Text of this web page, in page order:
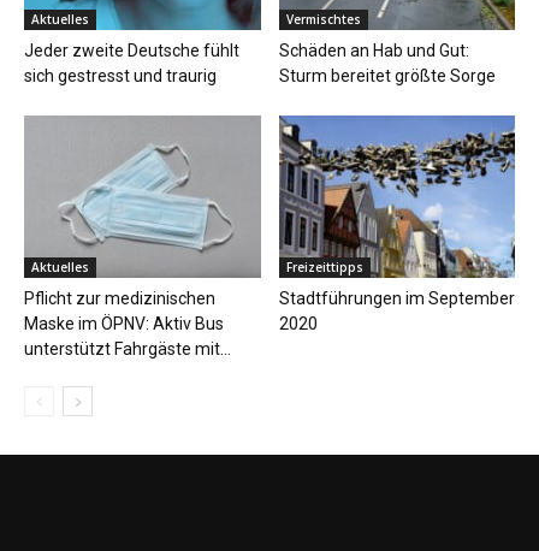
Aktuelles
Jeder zweite Deutsche fühlt
sich gestresst und traurig
Vermischtes
Schäden an Hab und Gut:
Sturm bereitet größte Sorge
Aktuelles
Pflicht zur medizinischen
Maske im ÖPNV: Aktiv Bus
unterstützt Fahrgäste mit...
Freizeittipps
Stadtführungen im September
2020